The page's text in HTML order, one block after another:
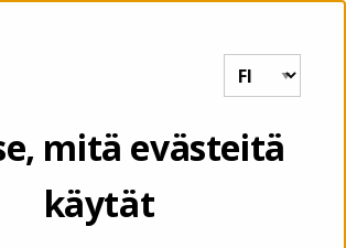
mitä evästeitä
käytät
kestävyys